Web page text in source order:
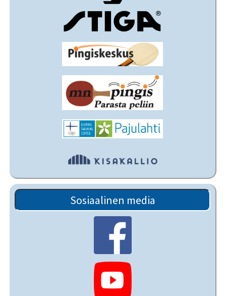
Sosiaalinen media